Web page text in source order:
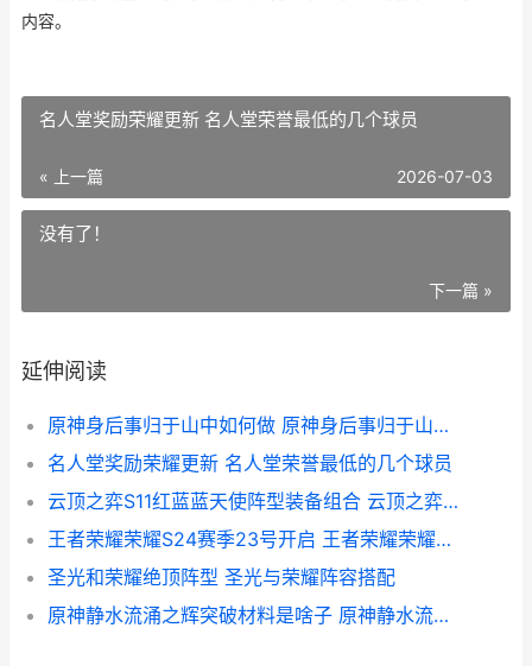
内容。
名人堂奖励荣耀更新 名人堂荣誉最低的几个球员
« 上一篇 2026-07-03
没有了！
下一篇 »
延伸阅读
原神身后事归于山中如何做 原神身后事归于山中任务在哪接
名人堂奖励荣耀更新 名人堂荣誉最低的几个球员
云顶之弈S11红蓝蓝天使阵型装备组合 云顶之弈s11攻略
王者荣耀荣耀S24赛季23号开启 王者荣耀荣耀典藏
圣光和荣耀绝顶阵型 圣光与荣耀阵容搭配
原神静水流涌之辉突破材料是啥子 原神静水流涌之辉是谁的专武